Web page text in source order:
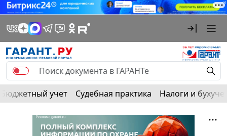
Бюджетный учет Судебная практика Налоги и